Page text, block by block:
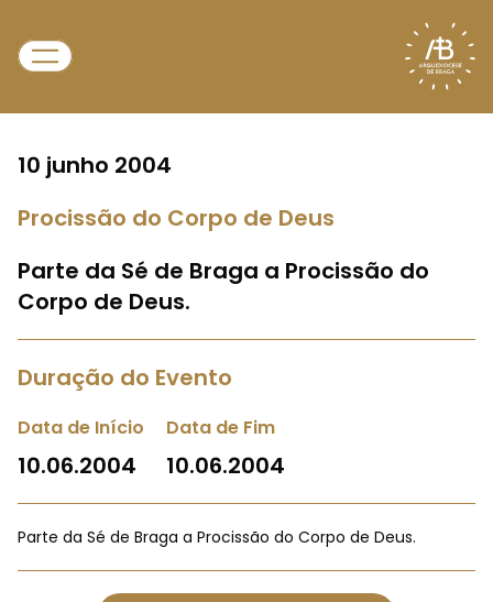
10 junho 2004
Procissão do Corpo de Deus
Parte da Sé de Braga a Procissão do
Corpo de Deus.
Duração do Evento
Data de Início
10.06.2004
Data de Fim
10.06.2004
Parte da Sé de Braga a Procissão do Corpo de Deus.